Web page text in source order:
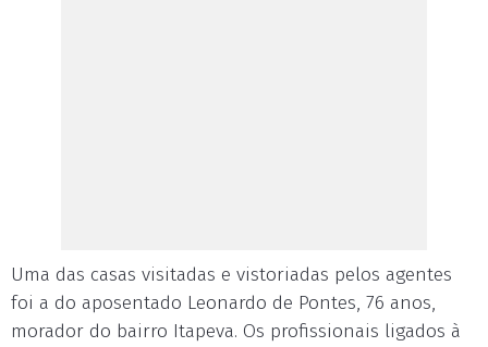
Uma das casas visitadas e vistoriadas pelos agentes
foi a do aposentado Leonardo de Pontes, 76 anos,
morador do bairro Itapeva. Os profissionais ligados à